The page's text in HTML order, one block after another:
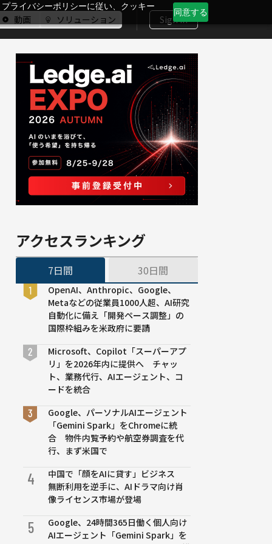
ライバシーポリシーに従い、クッキー
同意する
動画 ソリューション Sign In
アクセスランキング
7日間 30日間
OpenAI、Anthropic、Google、
Metaなどの従業員1000人超、AI研究
自動化に備え「開発ペース調整」の
国際枠組みを米政府に要請
Microsoft、Copilot「スーパーアプ
リ」を2026年内に提供へ チャッ
ト、業務代行、AIエージェント、コ
ードを統合
Google、パーソナルAIエージェント
「Gemini Spark」をChromeに統
合 物件内覧予約や航空券調査を代
行、まず米国で
4
中国で「顔をAIに貸す」ビジネス
無断利用を逆手に、AIドラマ向け肖
像ライセンス市場が登場
5
Google、24時間365日働く個人向け
AIエージェント「Gemini Spark」を